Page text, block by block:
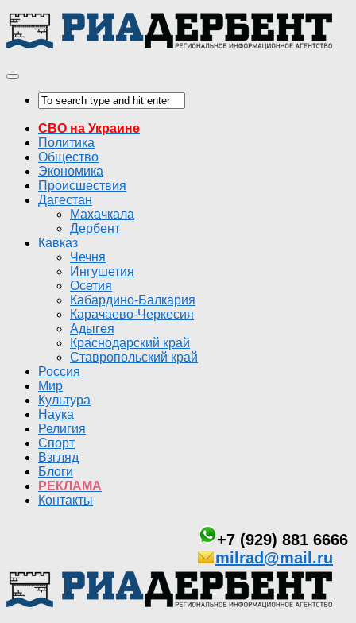
СВО на Украине
Политика
Общество
Экономика
Происшествия
Дагестан
Махачкала
Дербент
Кавказ
Чечня
Ингушетия
Осетия
Кабардино-Балкария
Карачаево-Черкесия
Адыгея
Краснодарский край
Ставропольский край
Россия
Мир
Культура
Наука
Религия
Спорт
Взгляд
Блоги
РЕКЛАМА
Контакты
+7 (929) 881 6666
milrad@mail.ru